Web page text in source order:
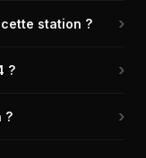
2j.
station ? ›
? ›
? ›